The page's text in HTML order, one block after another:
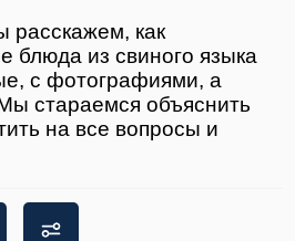
расскажем, как
блюда из свиного языка
с фотографиями, а
стараемся объяснить
на все вопросы и